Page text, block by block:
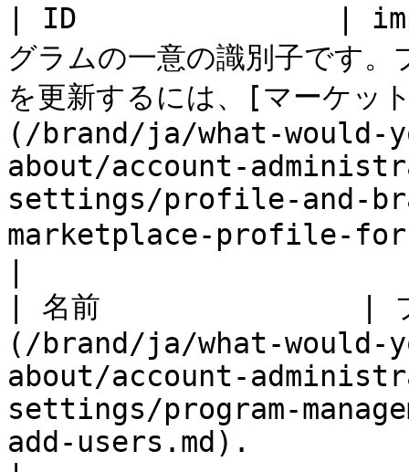
| ID               |
グラムの一意の識別子です
を更新するには、​​[マーケッ
(/brand/ja/what-
about/account-
settings/profile-and-
marketplace-profile-
| 名前               | プロ
(/brand/ja/what-
about/account-
settings/program-
add-users.md).